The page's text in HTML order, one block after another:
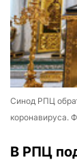
Синод РПЦ
коронавируса.
В РПЦ